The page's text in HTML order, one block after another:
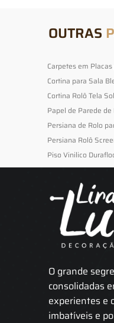
OUTRAS
Carpetes em
Cortina para Sala
Cortina Rolô Tela
Papel de Parede de
Persiana de Rolo
Persiana Rolô
Piso Vinilico
O grande
consolidadas
experientes e
imbatíveis e